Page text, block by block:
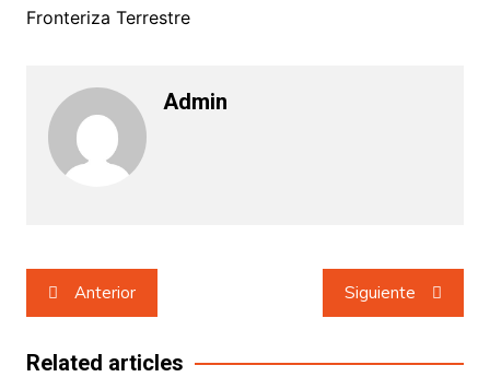
Fronteriza Terrestre
Admin
Navegación
de
entradas
Anterior Siguiente
Related articles